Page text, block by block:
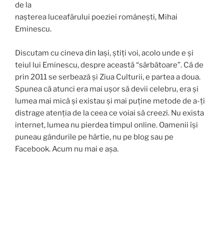
de la
nașterea luceafărului poeziei românești, Mihai
Eminescu.
Discutam cu cineva din Iași, știți voi, acolo unde e și
teiul lui Eminescu, despre această“sărbătoare”. Că de
prin 2011 se serbează și Ziua Culturii, e partea a doua.
Spunea că atunci era mai ușor să devii celebru, era și
lumea mai mică și existau și mai puține metode de a-ți
distrage atenția de la ceea ce voiai să creezi. Nu exista
internet, lumea nu pierdea timpul online. Oamenii își
puneau gândurile pe hârtie, nu pe blog sau pe
Facebook. Acum nu mai e așa.